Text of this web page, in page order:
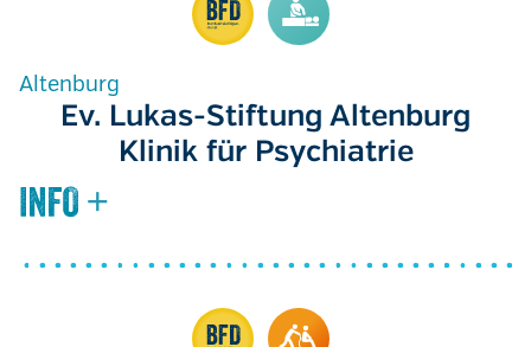
Altenburg
Ev. Lukas-Stiftung Altenburg
Klinik für Psychiatrie